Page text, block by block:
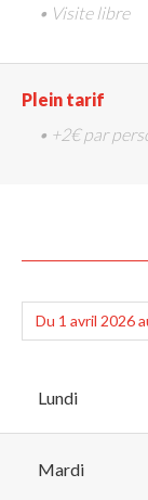
• Visite libre
Plein tarif
• +2€ par
Lundi
Mardi